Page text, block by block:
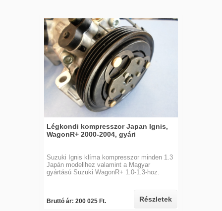
Légkondi kompresszor Japan Ignis,
WagonR+ 2000-2004, gyári
Suzuki Ignis klíma kompresszor minden 1.3
Japán modellhez valamint a Magyar
gyártású Suzuki WagonR+ 1.0-1.3-hoz.
Bruttó ár: 200 025 Ft. Részletek